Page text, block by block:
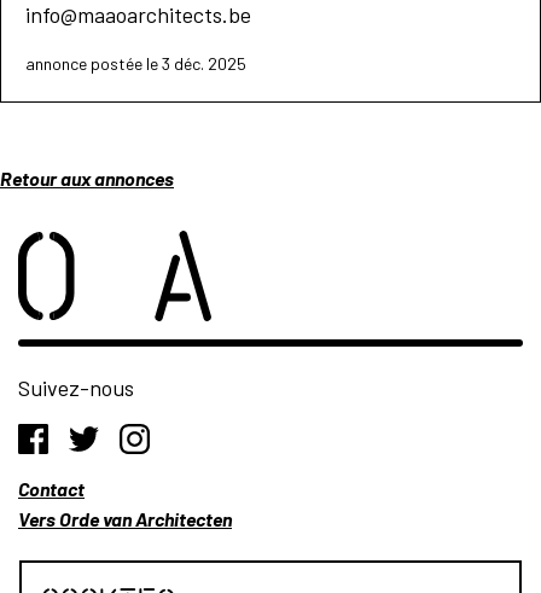
info@maaoarchitects.be
annonce postée le 3 déc. 2025
Retour aux annonces
Suivez-nous
Contact
Vers Orde van Architecten